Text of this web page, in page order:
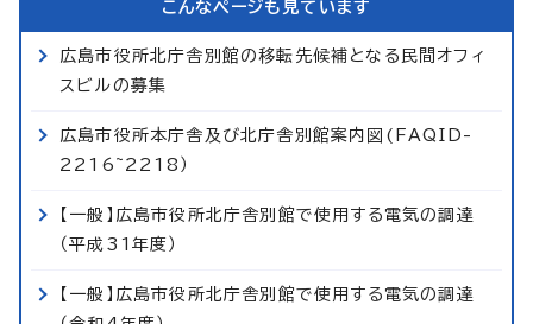
こんなページも見ています
広島市役所北庁舎別館の移転先候補となる民間オフィ
スビルの募集
広島市役所本庁舎及び北庁舎別館案内図(FAQID-
2216~2218）
【一般】広島市役所北庁舎別館で使用する電気の調達
（平成31年度）
【一般】広島市役所北庁舎別館で使用する電気の調達